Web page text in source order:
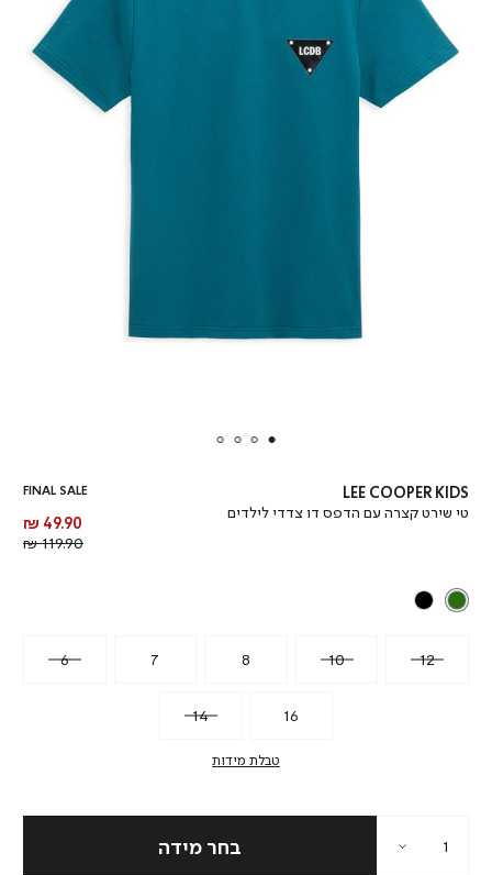
LEE COOPER KIDS
טי שירט קצרה עם הדפס דו צדדי לילדים
FINAL SALE
מחיר
מוצר
49.90 ₪
119.90 ₪
6 7 8 10 12
14 16
טבלת מידות